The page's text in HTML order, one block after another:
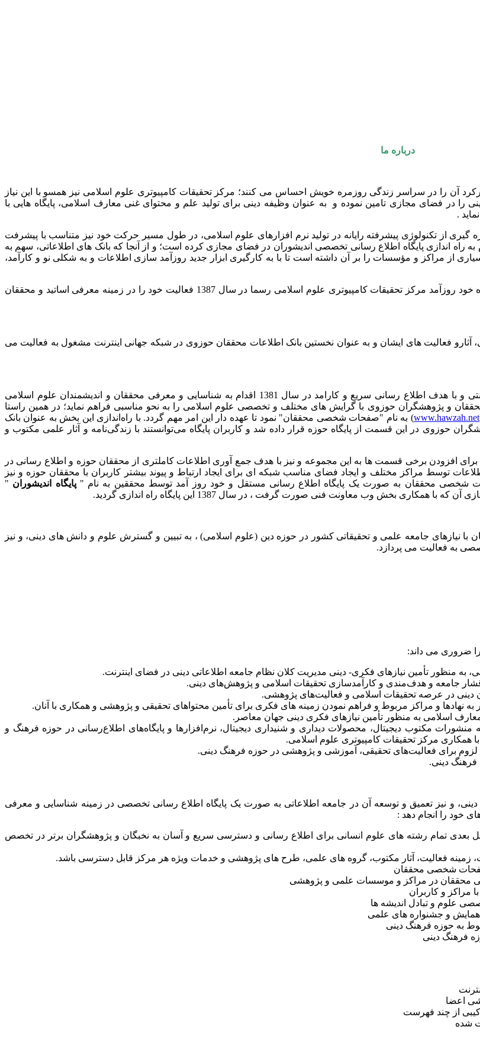
درباره ما
آن را در سراسر زندگی روزمره خویش احساس می کنند؛ مرکز تحقیقات کامپیوتری علوم اسلامی نیز همسو با این نیاز
را در فضای مجازی تامین نموده و به عنوان وظیفه دینی برای تولید علم و محتوای غنی معارف اسلامی، پایگاه هایی با
.
از تکنولوژی پیشرفته رایانه در تولید نرم افزارهای علوم اسلامی، در طول مسیر حرکت خود نیز متناسب با پیشرفت
راه اندازی پایگاه اطلاع رسانی تخصصی اندیشوران در فضای مجازی کرده است؛ و از آنجا که بانک های اطلاعاتی، سهم به
از مراکز و مؤسسات را بر آن داشته است تا با به کارگیری ابزار جدید روزآمد سازی اطلاعات و به شکلی نو و کارآمد،
بر این اساس پایگاه اندیشوران با بهره گیری از این ابزار جدید به عنوان اولین پایگاه خود روزآمد مرکز تحقیقات کامپیوتری علوم اسلامی رسما در سال 1387 فعالیت خود را در زمینه معرفی اساتید و محققان
آثارو فعالیت های ایشان و به عنوان نخستین بانک اطلاعات محققان حوزوی در شبکه جهانی اینترنت مشغول به فعالیت می
مرکز تحقیقات کامپیوتری علوم اسلامی به عنوان اولین مرکز ارائه خدمات اینترنتی و با هدف اطلاع رسانی سریع و کارامد در سال 1381 اقدام به شناسایی و معرفی محققان و اندیشمندان علوم اسلامی
و پژوهشگران حوزوی با گرایش های مختلف و تخصصی علوم اسلامی را به ‌نحو مناسبی فراهم نماید؛ در همین راستا
www.hawzah.net) به نام "صفحات شخصی محققان" نمود تا عهده دار این ‌امر مهم گردد. با راه‌اندازی این بخش به عنوان بانک
حوزوی در این قسمت از پایگاه حوزه قرار داده شد و کاربران پایگاه می‌توانستند با زندگی‌نامه ‌و ‌آثار ‌علمی مکتوب و
افزودن برخی قسمت ها به این مجموعه و نیز با هدف جمع آوری اطلاعات کاملتری از محققان حوزه و اطلاع رسانی در
توسط مراکز مختلف و ایجاد فضای مناسب شبکه ای برای ایجاد ارتباط و پیوند بیشتر کاربران با محققان حوزه و نیز
پایگاه اندیشوران "
بخش وب معاونت فنی صورت گرفت ، در سال 1387 این پایگاه راه اندازی گردید.
نیازهای جامعه علمی و تحقیقاتی کشور در حوزه دین (علوم اسلامی) ، به تبیین و گسترش علوم و دانش های دینی، و نیز
به فعالیت می پردازد.
ضروری می داند:
منظور تأمین نیازهای فکری- دینی مدیریت کلان نظام جامعه اطلاعاتی دینی در فضای اینترنت.
جامعه و هدف‌مندی و کارآمدسازی تحقیقات اسلامی و پژوهش‌های دینی.
دینی در عرصه تحقیقات اسلامی و فعالیت‌های پژوهشی.
نهادها و مراکز مربوط و فراهم نمودن زمینه های فکری برای تأمین محتواهای تحقیقی و پژوهشی و همکاری با آنان.
اسلامی به منظور تأمین نیازهای فکری دینی جهان معاصر.
مکتوب دیجیتال، محصولات دیداری و شنیداری دیجیتال، نرم‌افزارها و پایگاه‌های اطلاع‌رسانی در حوزه فرهنگ و
همکاری مرکز تحقیقات کامپیوتری علوم اسلامی.
برای فعالیت‌های تحقیقی، آموزشی و پژوهشی در حوزه فرهنگ دینی.
فرهنگ دینی.
دینی، و نیز تعمیق و توسعه آن در جامعه اطلاعاتی به صورت یک پایگاه اطلاع رسانی تخصصی در زمینه شناسایی و معرفی
خود را انجام دهد :
تمام رشته های علوم انسانی برای اطلاع رسانی و دسترسی سریع و آسان به نخبگان و پژوهشگران برتر در تخصص
فعالیت، آثار مکتوب، گروه های علمی، طرح های پژوهشی و خدمات ویژه هر مرکز قابل دسترسی باشد.
صفحات شخصی محققان
محققان در مراکز و موسسات علمی و پژوهشی
مراکز و کاربران
علوم و تبادل اندیشه ها
همایش و جشنواره های علمی
به حوزه فرهنگ دینی
فرهنگ دینی
اعضا
از چند فهرست
شده